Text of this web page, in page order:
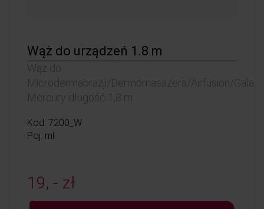
Wąż do urządzeń 1.8 m
Wąż do
Microdermabrazji/Dermomasażera/Airfusion/Galaxy
Mercury długość 1,8 m
Kod: 7200_W
Poj: ml
19, - zł